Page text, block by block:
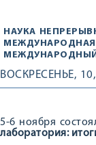
НАУКА
МЕЖДУНАРОДНАЯ
МЕЖДУНАРОДНЫЙ
ВОСКРЕСЕНЬЕ,
5-6 ноября
лаборатория: